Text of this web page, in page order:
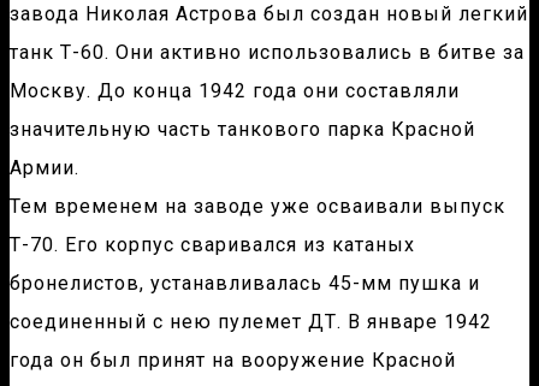
завода Николая Астрова был создан новый легкий
танк Т-60. Они активно использовались в битве за
Москву. До конца 1942 года они составляли
значительную часть танкового парка Красной
Армии.
Тем временем на заводе уже осваивали выпуск
Т-70. Его корпус сваривался из катаных
бронелистов, устанавливалась 45-мм пушка и
соединенный с нею пулемет ДТ. В январе 1942
года он был принят на вооружение Красной